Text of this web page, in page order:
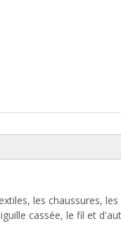
les chaussures,
cassée, le fil et